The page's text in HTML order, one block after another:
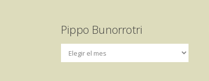
Pippo Bunorrotri